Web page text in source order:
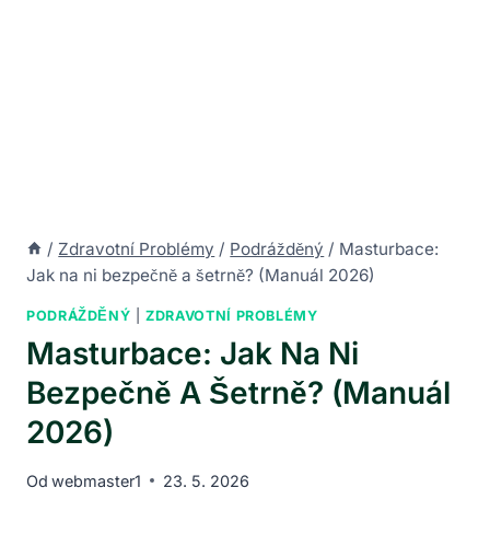
/ Zdravotní Problémy / Podrážděný / Masturbace:
Jak na ni bezpečně a šetrně? (Manuál 2026)
PODRÁŽDĚNÝ |ZDRAVOTNÍ PROBLÉMY
Masturbace: Jak Na Ni
Bezpečně A Šetrně? (Manuál
2026)
Od webmaster1 23. 5. 2026